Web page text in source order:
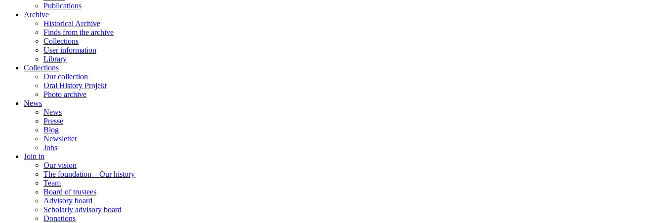
Publications
Archive
Historical Archive
Finds from the archive
Collections
User information
Library
Collections
Our collection
Oral History Projekt
Photo archive
News
News
Presse
Blog
Newsletter
Jobs
Join in
Our vision
The foundation – Our history
Team
Board of trustees
Advisory board
Scholarly advisory board
Donations